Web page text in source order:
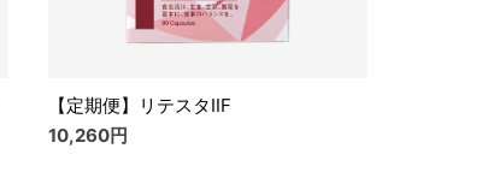
【定期便】リテスタⅡF
10,260円